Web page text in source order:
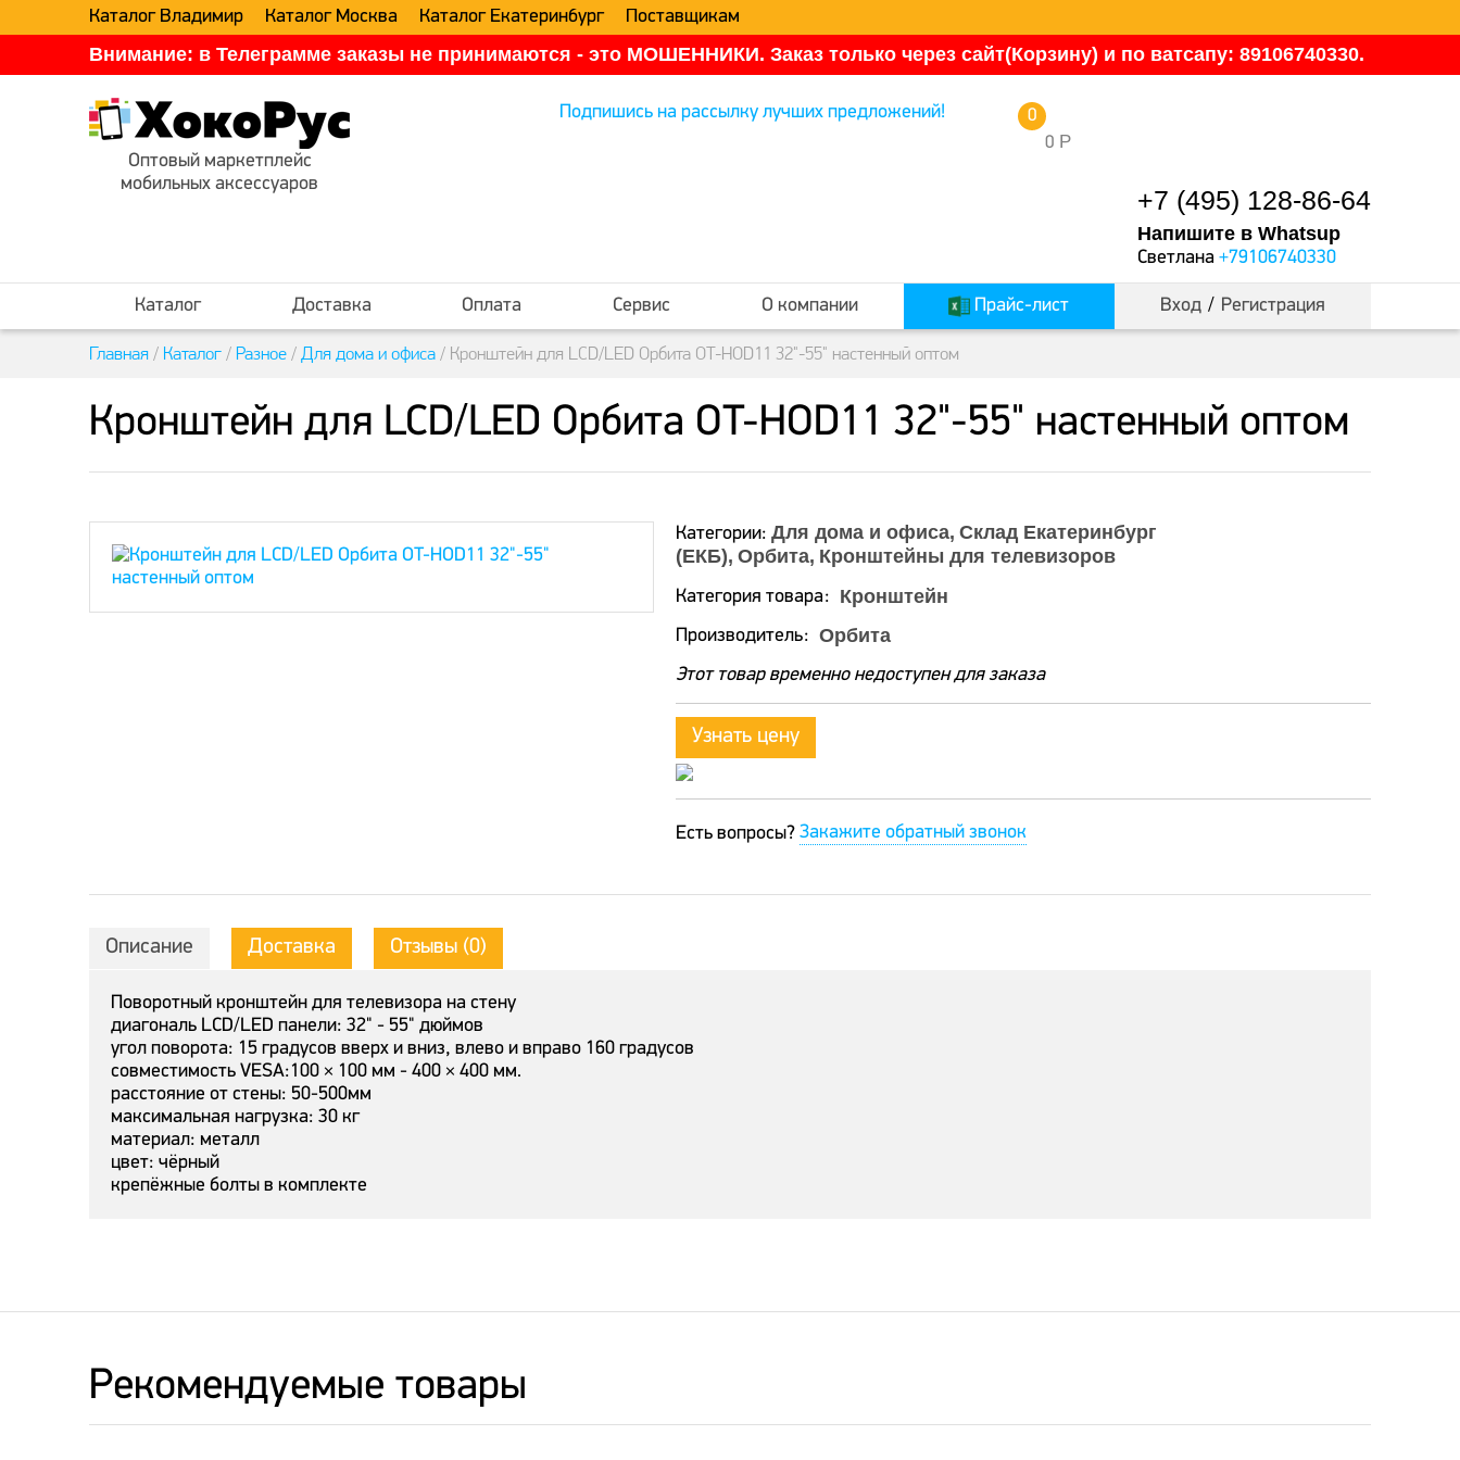
Каталог Владимир Каталог Москва Каталог Екатеринбург Поставщикам
Внимание: в Телеграмме заказы не принимаются - это МОШЕННИКИ. Заказ только через сайт(Корзину) и по ватсапу: 89106740330.
Оптовый маркетплейс
мобильных аксессуаров
Подпишись на рассылку лучших предложений!
0 Р
0
+7 (495) 128-86-64
Напишите в Whatsup
Светлана +79106740330
Каталог Доставка Оплата Сервис О компании Прайс-лист Вход / Регистрация
Главная / Каталог / Разное / Для дома и офиса / Кронштейн для LCD/LED Орбита OT-HOD11 32"-55" настенный оптом
Кронштейн для LCD/LED Орбита OT-HOD11 32"-55" настенный оптом
Категории: Для дома и офиса Склад Екатеринбург
(ЕКБ) Орбита Кронштейны для телевизоров
Категория товара Кронштейн
Производитель Орбита
Этот товар временно недоступен для заказа
Узнать цену
Есть вопросы? Закажите обратный звонок
Описание Доставка Отзывы (0)
Поворотный кронштейн для телевизора на стену
диагональ LCD/LED панели: 32" - 55" дюймов
угол поворота: 15 градусов вверх и вниз, влево и вправо 160 градусов
совместимость VESA:100 × 100 мм - 400 × 400 мм.
расстояние от стены: 50-500мм
максимальная нагрузка: 30 кг
материал: металл
цвет: чёрный
крепёжные болты в комплекте
Рекомендуемые товары